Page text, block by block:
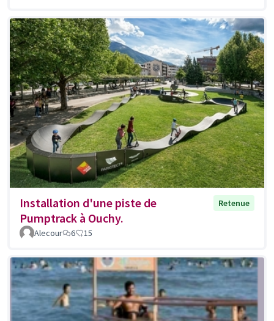
Installation d'une piste de
Pumptrack à Ouchy.
Retenue
Alecour 6 15